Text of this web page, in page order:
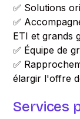
✅ Solutions
✅
ETI et grands
✅ Équipe de
✅
élargir l'offre
Services